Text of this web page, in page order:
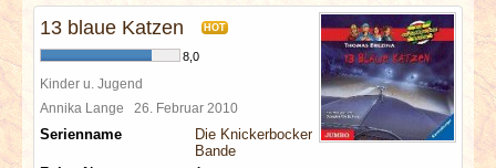
SPECIALS
REDAKTION
13 blaue Katzen HOT
8,0
Kinder u. Jugend
Annika Lange 26. Februar 2010
Serienname
Die Knickerbocker
Bande